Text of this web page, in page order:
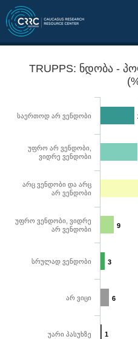
TRUPPS: ნდობა -
9
3
6
1
საერთოდ არ ვენდობი
უფრო არ ვენდობი,
ვიდრე ვენდობი
არც ვენდობი და არც
არ ვენდობი
უფრო ვენდობი, ვიდრე
არ ვენდობი
სრულად ვენდობი
არ ვიცი
უარი პასუხზე